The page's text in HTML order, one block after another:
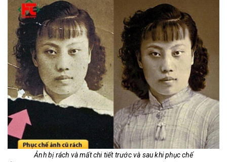
Ảnh bị rách và mất chi tiết trước và sau khi phục chế